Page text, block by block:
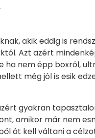
akik eddig is
Azt azért
ha nem épp boxról,
még jól is esik
gyakran
amikor már nem
át kell váltani a